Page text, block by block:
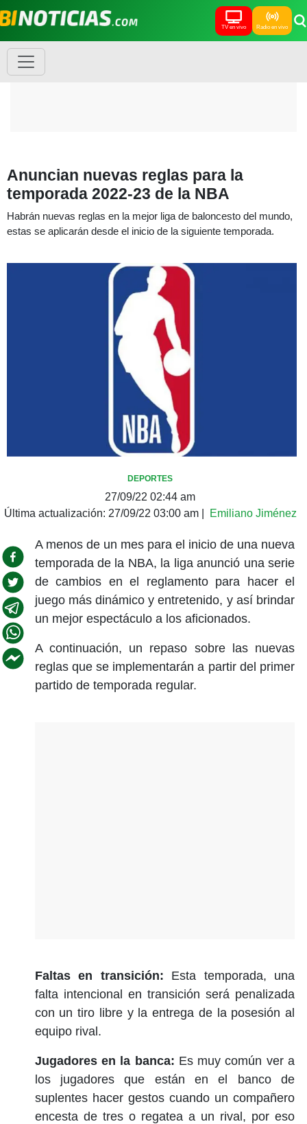
TV en vivo Radio en vivo
Anuncian nuevas reglas para la
temporada 2022-23 de la NBA
Habrán nuevas reglas en la mejor liga de baloncesto del mundo,
estas se aplicarán desde el inicio de la siguiente temporada.
DEPORTES
27/09/22 02:44 am
Última actualización: 27/09/22 03:00 am| Emiliano Jiménez
A menos de un mes para el inicio de una nueva
temporada de la NBA, la liga anunció una serie
de cambios en el reglamento para hacer el
juego más dinámico y entretenido, y así brindar
un mejor espectáculo a los aficionados.
A continuación, un repaso sobre las nuevas
reglas que se implementarán a partir del primer
partido de temporada regular.
Faltas en transición: Esta temporada, una
falta intencional en transición será penalizada
con un tiro libre y la entrega de la posesión al
equipo rival.
Jugadores en la banca: Es muy común ver a
los jugadores que están en el banco de
suplentes hacer gestos cuando un compañero
encesta de tres o regatea a un rival, por eso